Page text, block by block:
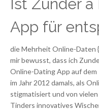
Ist Zunder
App für
die Mehrheit Online-
mir bewusst, dass ich
Online-Dating App auf
im Jahr 2012 damals, als
stigmatisiert und von
Tinders innovatives